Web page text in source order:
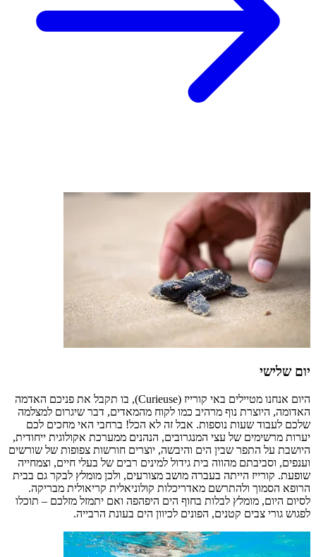
יום שלישי
היום אנחנו מטיילים באי קורייז (Curieuse), בו תקבל את פניכם האדמה
האדומה, היוצרת נוף מרהיב כמו לקוח מהמאדים, דבר שיגרום למצלמה
שלכם לעבוד שעות נוספות. אבל זה לא הכל! ברחבי האי מחכים לכם
יערות מרשימים של עצי המנגרובים, הנהנים ממערכת אקולוגית ייחודית,
היושבת על התפר שבין הים והיבשה, יוצרים חורשות צפופות של שורשים
וענפים, וסביבתם מהווה בית גידול למינים רבים של בעלי חיים, וצמחייה
שופעת. קורייז הייתה בעברה מושב מצורעים, ולכן מומלץ לבקר גם בבית
הרופא הסמוך ולהתרשם מאדריכלות קולוניאלית קריאולית מבריקה.
לסיום היום, מומלץ לבלות בחוף הים היפהפה ואם יתמזל מזלכם – תוכלו
לפגוש גורי צבים קטנים, הפונים לכיוון הים בעונת הרבייה.